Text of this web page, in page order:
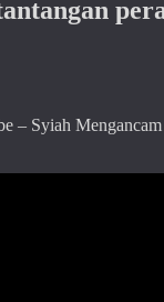
– Syiah